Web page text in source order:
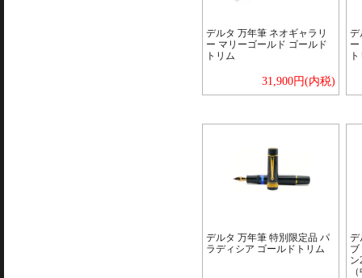
デルタ 万年筆 ネオギャラリ
ー マリーゴールド ゴールド
トリム
31,900円(内税)
デ
ー
デルタ 万年筆 特別限定品 パ
ラディシア ゴールドトリム
デ
ブ
ン